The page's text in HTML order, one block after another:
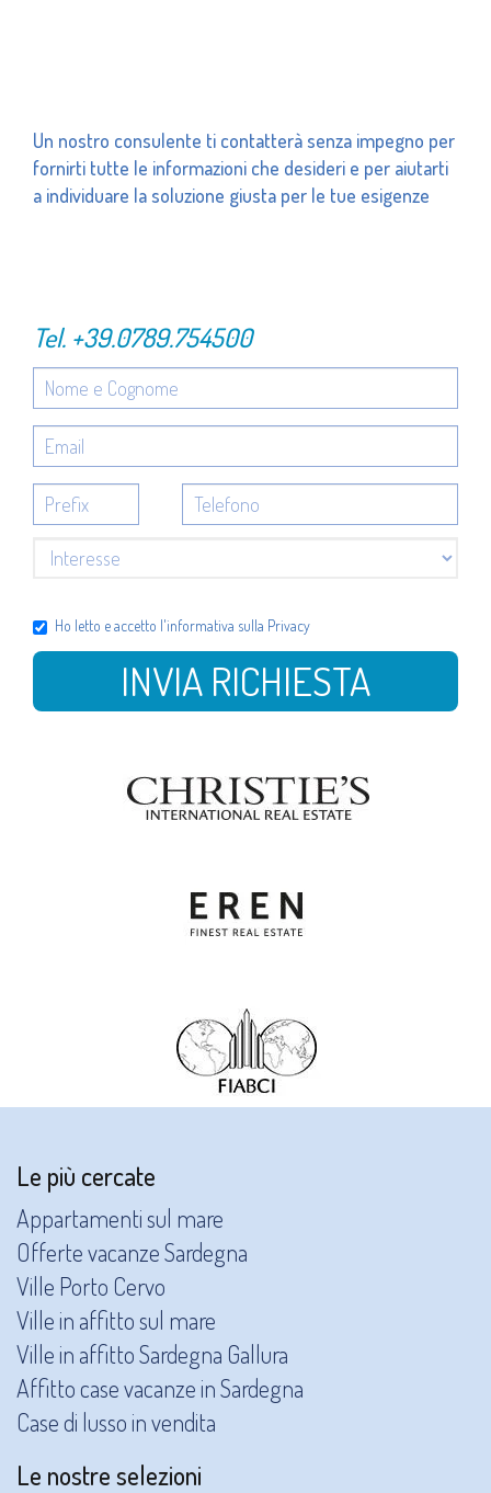
Un nostro consulente ti contatterà senza impegno per
fornirti tutte le informazioni che desideri e per aiutarti
a individuare la soluzione giusta per le tue esigenze
Tel. +39.0789.754500
Ho letto e accetto l'informativa sulla Privacy
INVIA RICHIESTA
Le più cercate
Appartamenti sul mare
Offerte vacanze Sardegna
Ville Porto Cervo
Ville in affitto sul mare
Ville in affitto Sardegna Gallura
Affitto case vacanze in Sardegna
Case di lusso in vendita
Le nostre selezioni